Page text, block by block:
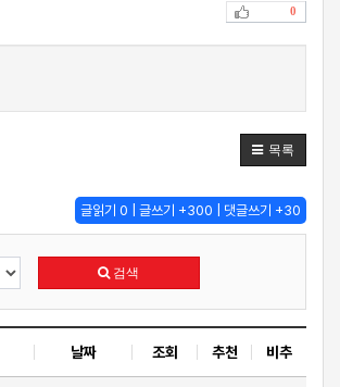
0
목록
글읽기 0 | 글쓰기 +300 | 댓글쓰기 +30
검색
날짜 조회 추천 비추